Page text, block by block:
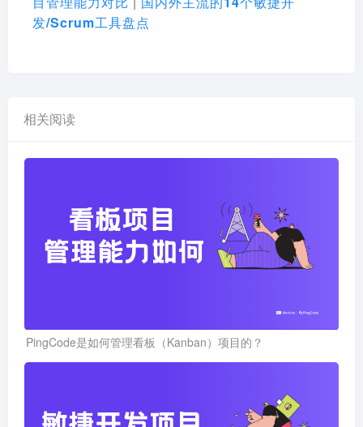
发/Scrum工具盘点
相关阅读
PingCode是如何管理看板（Kanban）项目的？